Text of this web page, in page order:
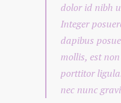
dolor id nibh
Integer
dapibus
mollis, est
porttitor
nec nunc